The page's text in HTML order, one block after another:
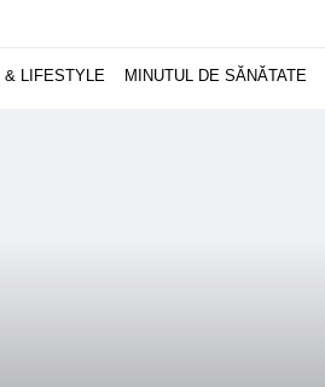
& LIFESTYLE MINUTUL DE SĂNĂTATE